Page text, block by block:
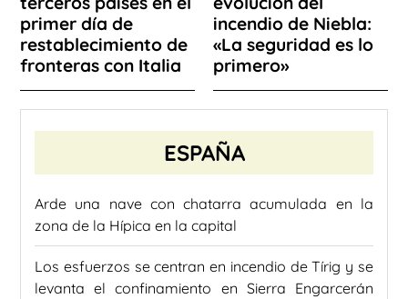
primer día de
restablecimiento de
fronteras con Italia
incendio de Niebla:
«La seguridad es lo
primero»
ESPAÑA
Arde una nave con chatarra acumulada en la
zona de la Hípica en la capital
Los esfuerzos se centran en incendio de Tírig y se
levanta el confinamiento en Sierra Engarcerán